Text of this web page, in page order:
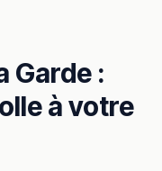
Garde :
à votre